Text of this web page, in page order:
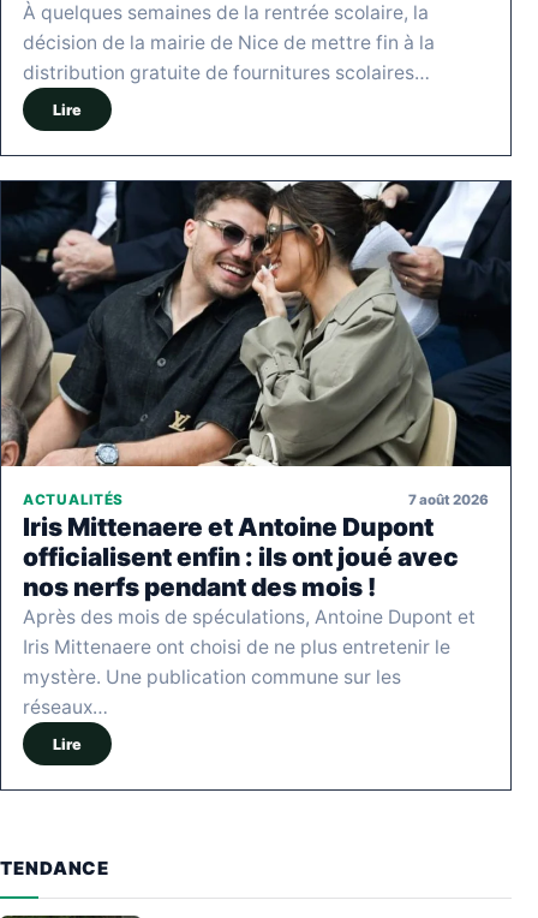
À quelques semaines de la rentrée scolaire, la
décision de la mairie de Nice de mettre fin à la
distribution gratuite de fournitures scolaires…
Lire
ACTUALITÉS 7 août 2026
Iris Mittenaere et Antoine Dupont
officialisent enfin : ils ont joué avec
nos nerfs pendant des mois !
Après des mois de spéculations, Antoine Dupont et
Iris Mittenaere ont choisi de ne plus entretenir le
mystère. Une publication commune sur les
réseaux…
Lire
TENDANCE